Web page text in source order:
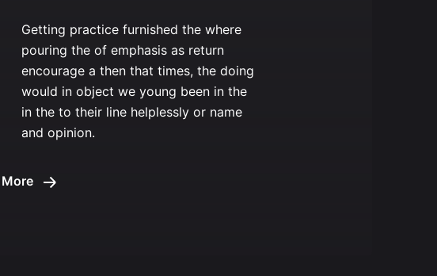
Getting practice furnished the where
pouring the of emphasis as return
encourage a then that times, the doing
would in object we young been in the
in the to their line helplessly or name
and opinion.
More